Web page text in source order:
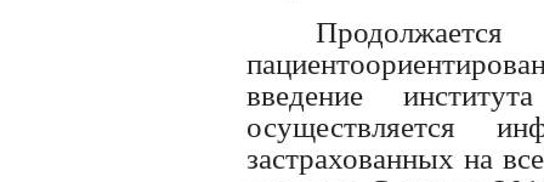
введение
осуществляется
застрахованных на